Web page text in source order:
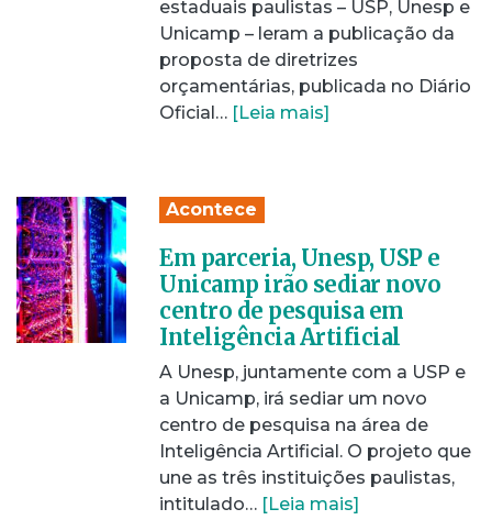
estaduais paulistas – USP, Unesp e
Unicamp – leram a publicação da
proposta de diretrizes
orçamentárias, publicada no Diário
Oficial… [Leia mais]
Acontece
Em parceria, Unesp, USP e
Unicamp irão sediar novo
centro de pesquisa em
Inteligência Artificial
A Unesp, juntamente com a USP e
a Unicamp, irá sediar um novo
centro de pesquisa na área de
Inteligência Artificial. O projeto que
une as três instituições paulistas,
intitulado… [Leia mais]